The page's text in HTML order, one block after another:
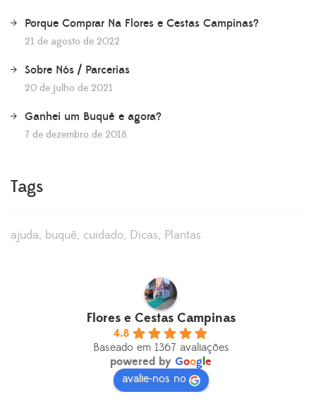
Porque Comprar Na Flores e Cestas Campinas?
21 de agosto de 2022
Sobre Nós / Parcerias
20 de julho de 2021
Ganhei um Buquê e agora?
7 de dezembro de 2018
Tags
ajuda buquê cuidado Dicas Plantas
Flores e Cestas Campinas
4.8
Baseado em 1367 avaliações
powered by Google
avalie-nos no